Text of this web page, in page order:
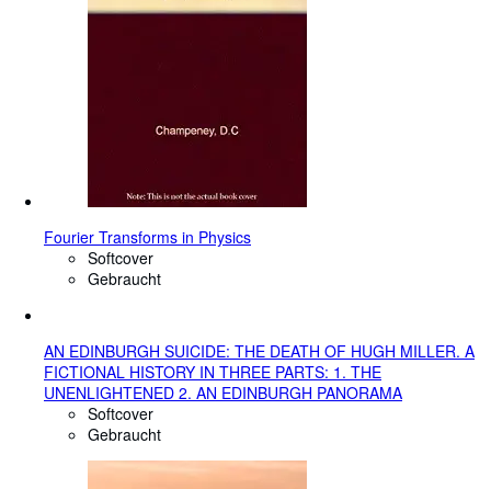
Fourier Transforms in Physics
Softcover
Gebraucht
AN EDINBURGH SUICIDE: THE DEATH OF HUGH MILLER. A
FICTIONAL HISTORY IN THREE PARTS: 1. THE
UNENLIGHTENED 2. AN EDINBURGH PANORAMA
Softcover
Gebraucht